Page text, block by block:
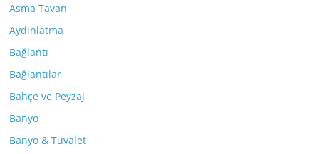
Asma Tavan
Aydınlatma
Bağlantı
Bağlantılar
Bahçe ve Peyzaj
Banyo
Banyo & Tuvalet